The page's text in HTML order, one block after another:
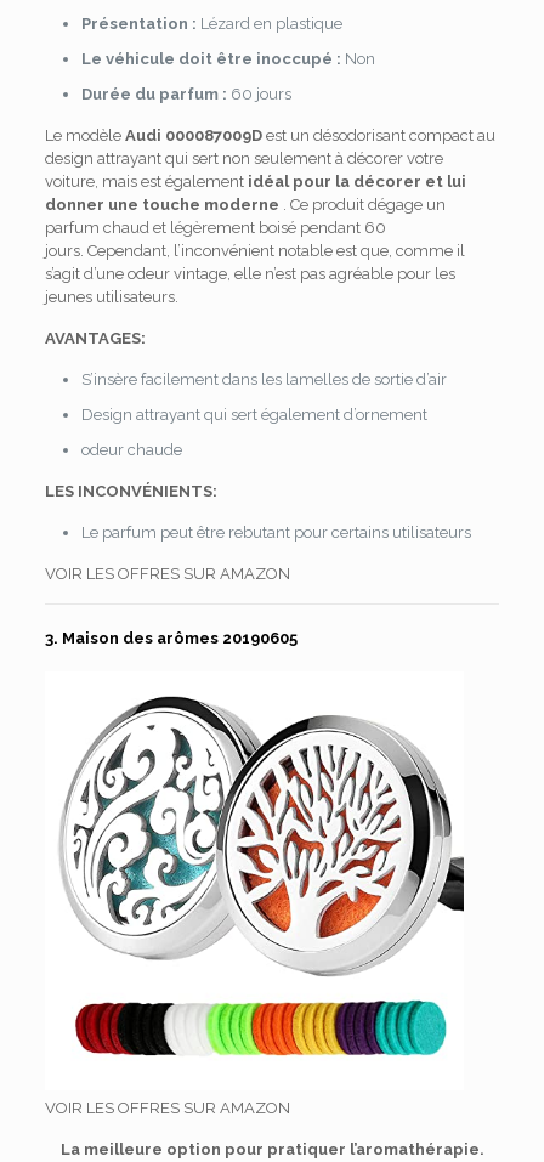
Présentation : Lézard en plastique
Le véhicule doit être inoccupé : Non
Durée du parfum : 60 jours
Le modèle Audi 000087009Dest un désodorisant compact au
design attrayant qui sert non seulement à décorer votre
voiture, mais est également idéal pour la décorer et lui
donner une touche moderne . Ce produit dégage un
parfum chaud et légèrement boisé pendant 60
jours. Cependant, l’inconvénient notable est que, comme il
s’agit d’une odeur vintage, elle n’est pas agréable pour les
jeunes utilisateurs.
AVANTAGES:
S’insère facilement dans les lamelles de sortie d’air
Design attrayant qui sert également d’ornement
odeur chaude
LES INCONVÉNIENTS:
Le parfum peut être rebutant pour certains utilisateurs
VOIR LES OFFRES SUR AMAZON
3. Maison des arômes 20190605
VOIR LES OFFRES SUR AMAZON
La meilleure option pour pratiquer l’aromathérapie.